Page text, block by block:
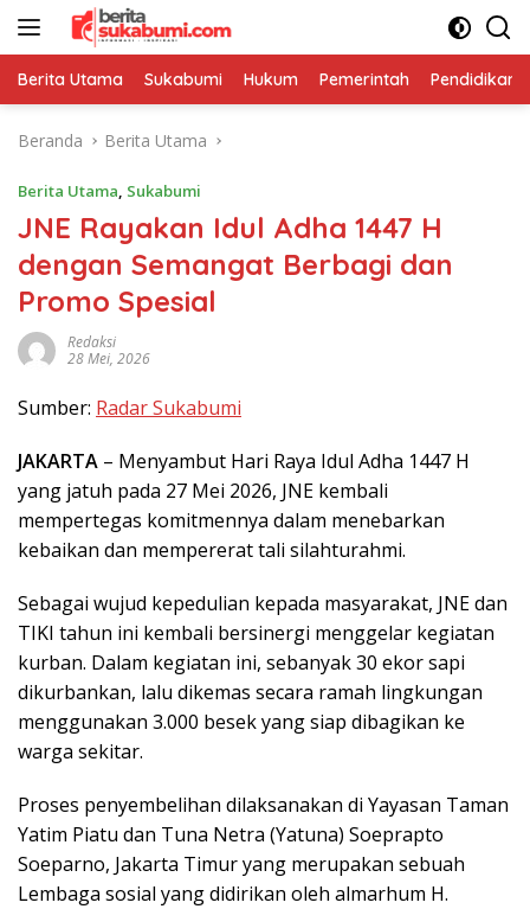
Langsung
Berita Utama Sukabumi Hukum Pemerintah Pendidikan
Beranda Berita Utama
Berita Utama, Sukabumi
JNE Rayakan Idul Adha 1447 H
dengan Semangat Berbagi dan
Promo Spesial
Redaksi
28 Mei, 2026
Sumber: Radar Sukabumi
JAKARTA – Menyambut Hari Raya Idul Adha 1447 H
yang jatuh pada 27 Mei 2026, JNE kembali
mempertegas komitmennya dalam menebarkan
kebaikan dan mempererat tali silahturahmi.
Sebagai wujud kepedulian kepada masyarakat, JNE dan
TIKI tahun ini kembali bersinergi menggelar kegiatan
kurban. Dalam kegiatan ini, sebanyak 30 ekor sapi
dikurbankan, lalu dikemas secara ramah lingkungan
menggunakan 3.000 besek yang siap dibagikan ke
warga sekitar.
Proses penyembelihan dilaksanakan di Yayasan Taman
Yatim Piatu dan Tuna Netra (Yatuna) Soeprapto
Soeparno, Jakarta Timur yang merupakan sebuah
Lembaga sosial yang didirikan oleh almarhum H.